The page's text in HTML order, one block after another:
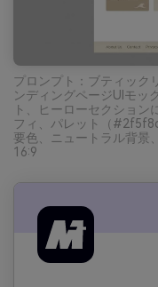
プロンプト：ブティック
ンディングページUIモッ
ト、ヒーローセクション
フィ、パレット（
要色、ニュートラル背景
16:9